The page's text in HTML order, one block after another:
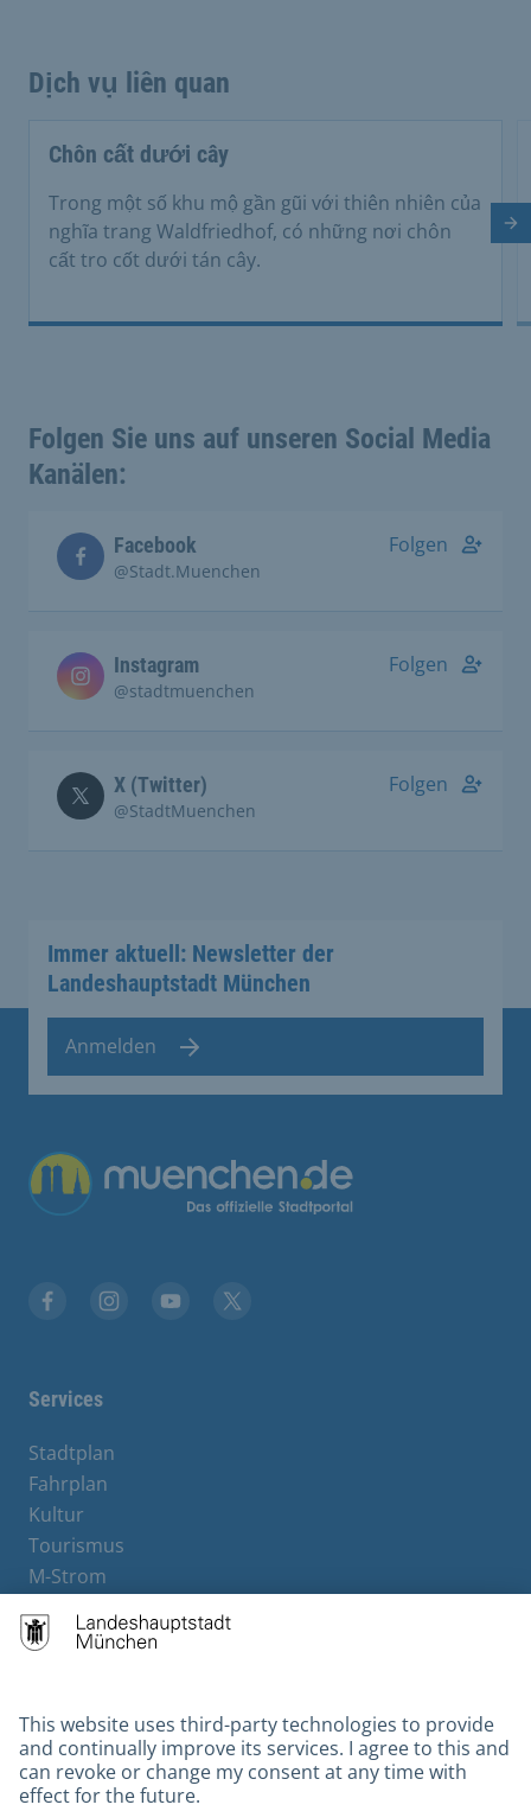
Dịch vụ liên quan
Chôn cất dưới cây
Trong một số khu mộ gần gũi với thiên nhiên của
nghĩa trang Waldfriedhof, có những nơi chôn
cất tro cốt dưới tán cây.
Folgen Sie uns auf unseren Social Media
Kanälen:
Facebook
@Stadt.Muenchen
Folgen
Instagram
@stadtmuenchen
Folgen
X (Twitter)
@StadtMuenchen
Folgen
Immer aktuell: Newsletter der
Landeshauptstadt München
Anmelden
Übergreifende Links
Services
Stadtplan
Fahrplan
Kultur
Tourismus
M-Strom
Hotels
Contact
Barrierefreiheit